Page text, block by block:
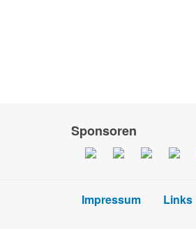
Sponsoren
Impressum Links